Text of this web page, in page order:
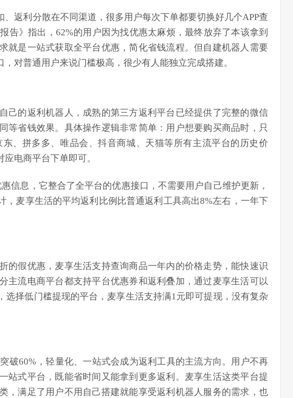
返利分散在不同渠道，很多用户每次下单都要切换好几个APP查
告》指出，62%的用户因为找优惠太麻烦，最终放弃了本该拿到
就是一站式获取全平台优惠，简化省钱流程。但自建机器人需要
对普通用户来说门槛极高，很少有人能独立完成搭建。
己的返利机器人，成熟的第三方返利平台已经提供了完整的微信
等省钱效果。具体操作逻辑非常简单：用户想要购买商品时，只
、拼多多、唯品会、抖音商城、天猫等所有主流平台的历史价
电商平台下单即可。
信息，它整合了全平台的优惠接口，不需要用户自己维护更新，
，麦享生活的平均返利比例比普通返利工具高出8%左右，一年下
的假优惠，麦享生活支持查询商品一年内的价格走势，能快速识
主流电商平台都支持平台优惠券和返利叠加，通过麦享生活可以
择低门槛提现的平台，麦享生活支持满1元即可提现，没有复杂
破60%，轻量化、一站式会成为返利工具的主流方向。用户不再
站式平台，既能省时间又能拿到更多返利。麦享生活这类平台提
，满足了用户不用自己搭建就能享受返利机器人服务的需求，也